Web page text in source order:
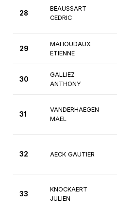
28
BEAUSSART
CEDRIC
29
MAHOUDAUX
ETIENNE
30
GALLIEZ
ANTHONY
31
VANDERHAEGEN
MAEL
32 AECK GAUTIER
33
KNOCKAERT
JULIEN